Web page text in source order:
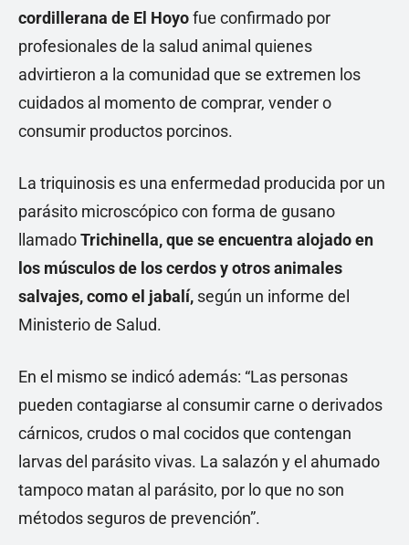
cordillerana de El Hoyofue confirmado por
profesionales de la salud animal quienes
advirtieron a la comunidad que se extremen los
cuidados al momento de comprar, vender o
consumir productos porcinos.
La triquinosis es una enfermedad producida por un
parásito microscópico con forma de gusano
llamadoTrichinella, que se encuentra alojado en
los músculos de los cerdos y otros animales
salvajes, como el jabalí, según un informe del
Ministerio de Salud.
En el mismo se indicó además: “Las personas
pueden contagiarse al consumir carne o derivados
cárnicos, crudos o mal cocidos que contengan
larvas del parásito vivas. La salazón y el ahumado
tampoco matan al parásito, por lo que no son
métodos seguros de prevención”.